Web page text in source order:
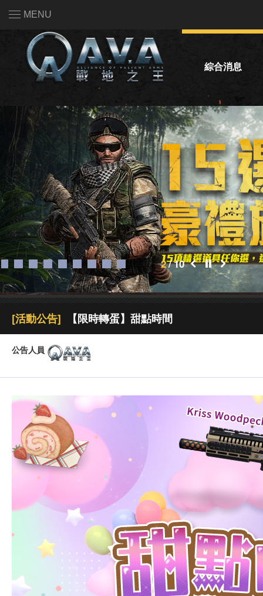
MENU
綜合消息
系統公告
熱門話題投票
2/10
[活動公告] 【限時轉蛋】甜點時間
公告人員